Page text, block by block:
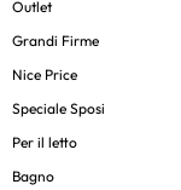
Outlet
Grandi Firme
Nice Price
Speciale Sposi
Per il letto
Bagno